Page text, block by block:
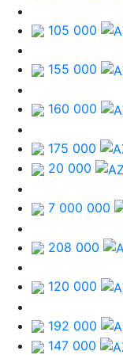
105 000
155 000
160 000
175 000
20 000
7 000 000
208 000
120 000
192 000
147 000